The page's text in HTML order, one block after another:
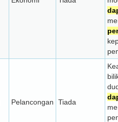
Pelancongan Tiada